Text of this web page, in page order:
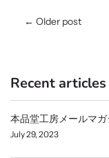
← Older post
Recent articles
本品堂工房メールマ
July 29, 2023